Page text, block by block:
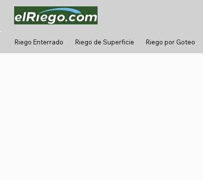
Riego Enterrado Riego de Superficie Riego por Goteo